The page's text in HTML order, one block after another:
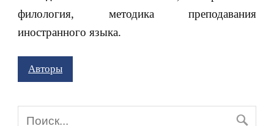
филология, методика преподавания
иностранного языка.
Авторы